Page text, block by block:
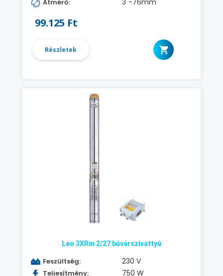
Átmérő: 3"-76mm
99.125 Ft
Részletek
Leo 3XRm 2/27 búvárszivattyú
Feszültség: 230 V
Teljesítmény: 750 W